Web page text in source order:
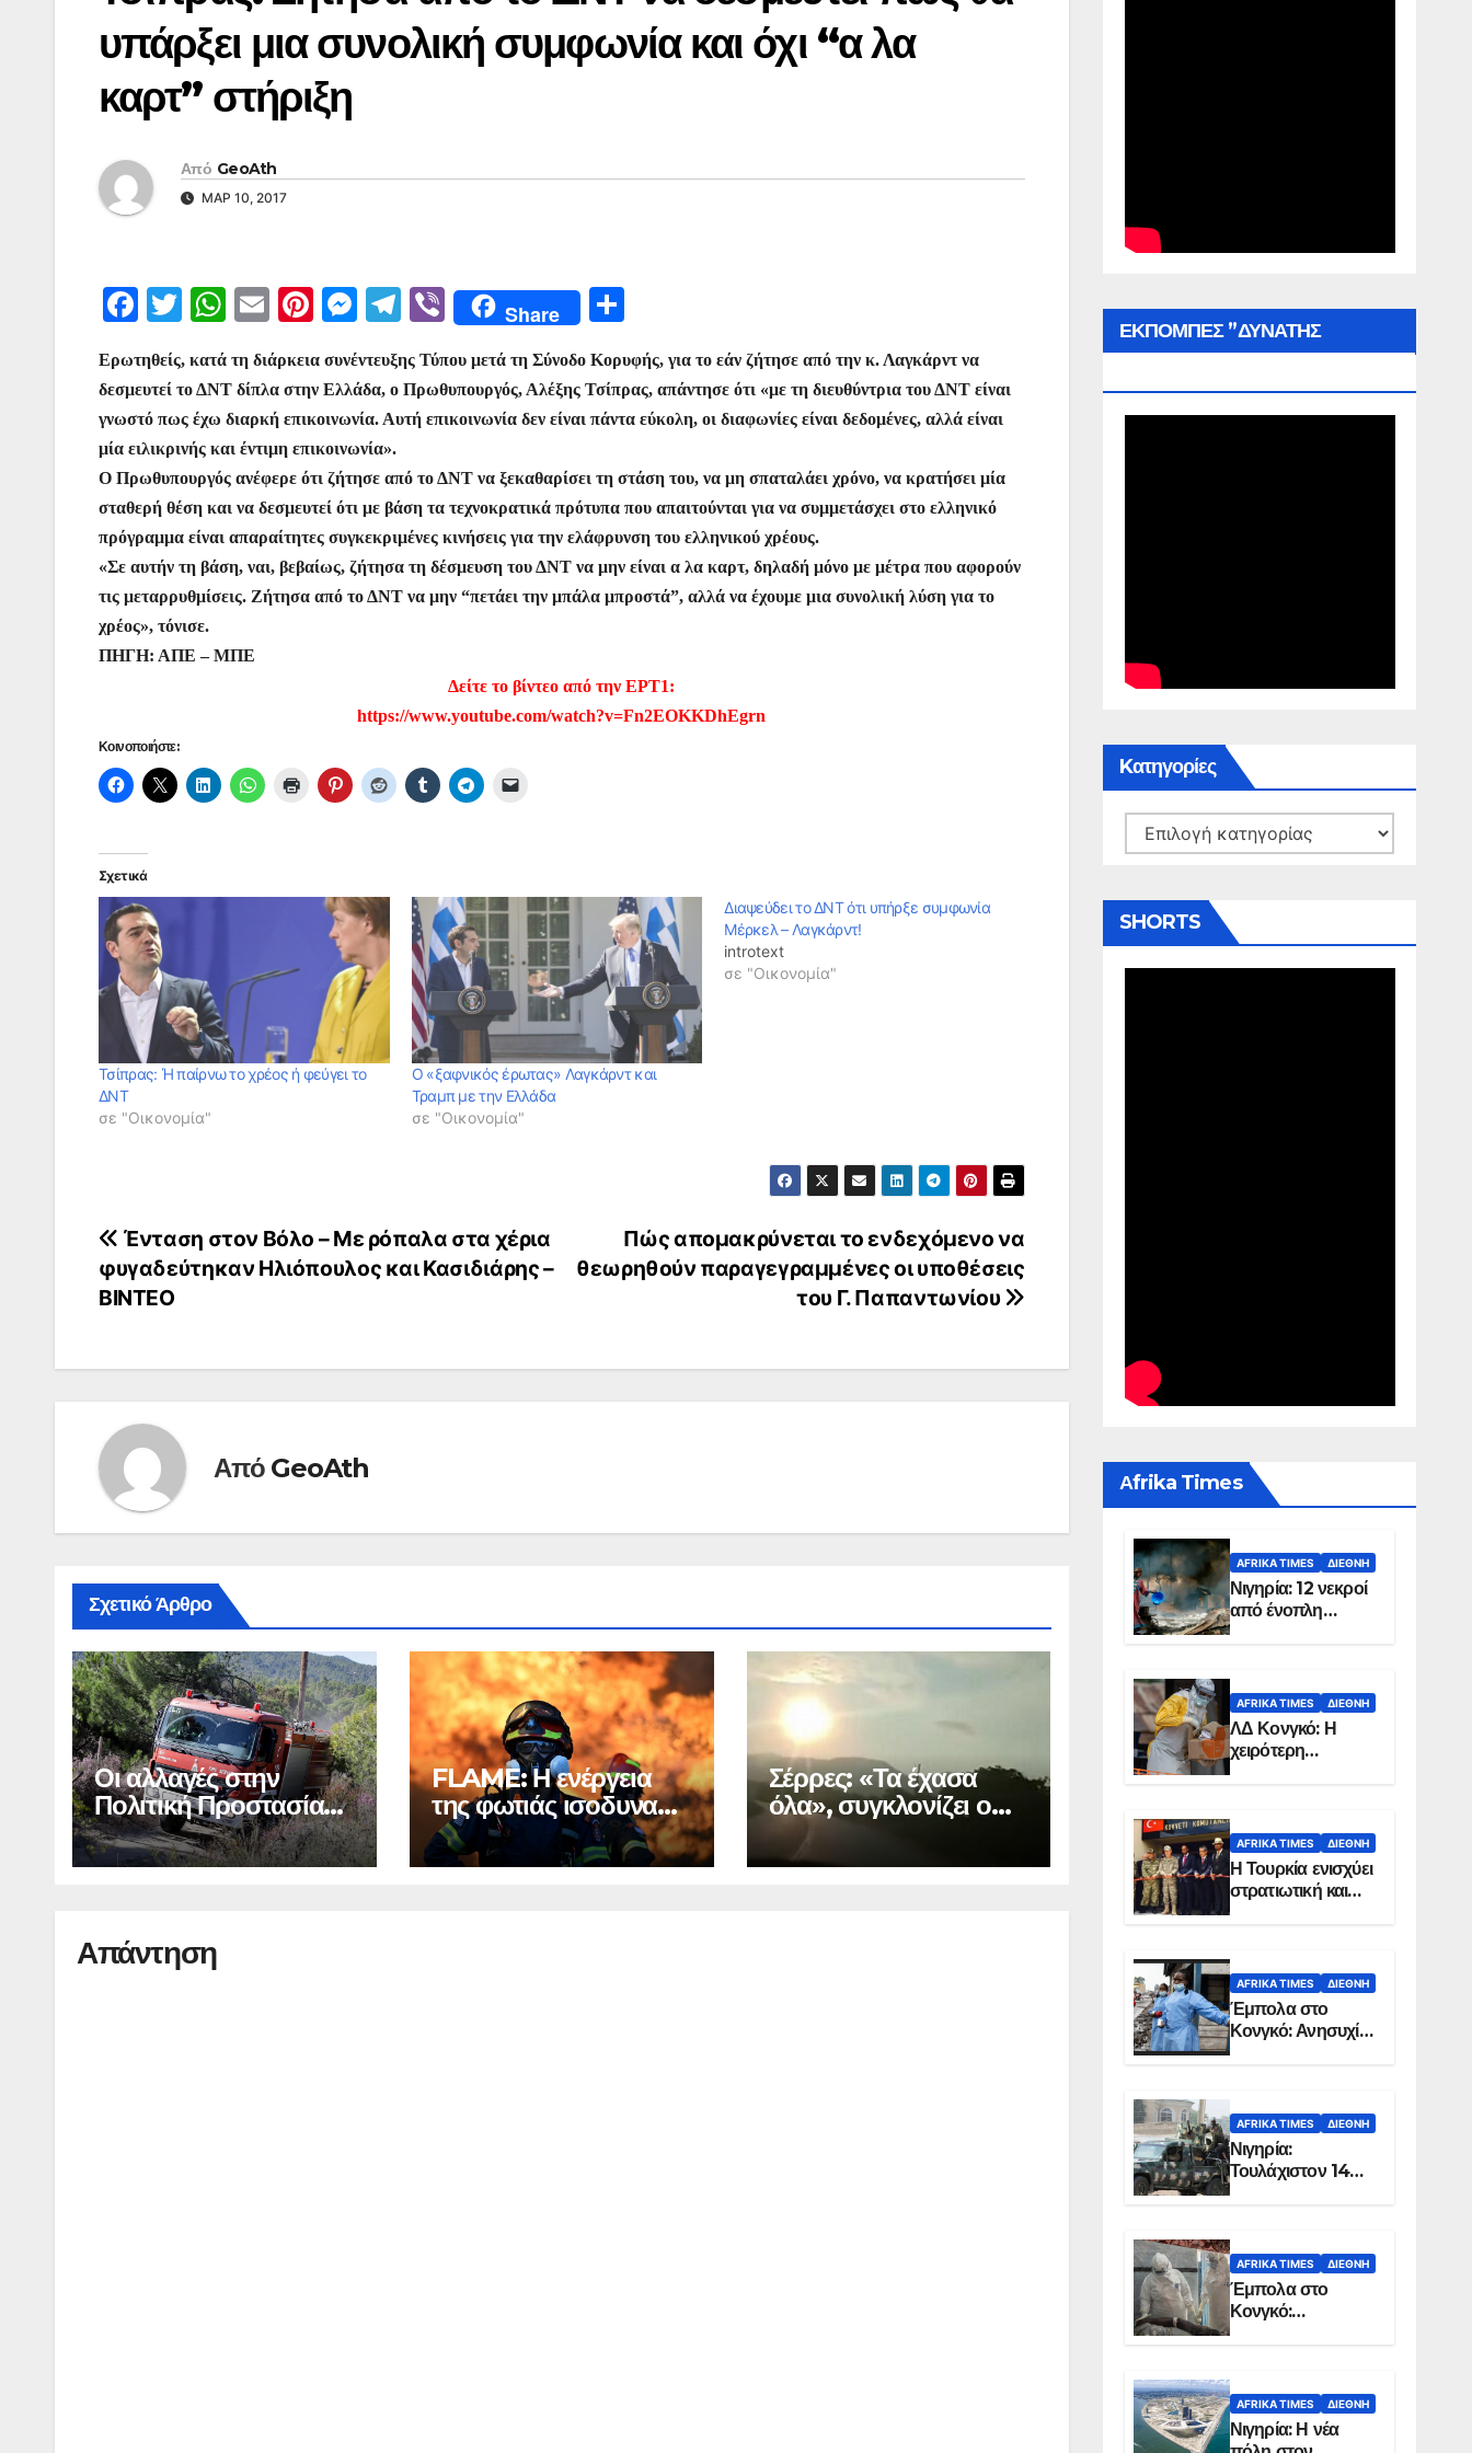
υπάρξει μια συνολική συμφωνία και όχι “α λα
καρτ” στήριξη
Από GeoAth
ΜΑΡ 10, 2017
F
c
e
b
o
o
k
T
itt
er
W
at
s
A
p
p
E
ai
l
Pi
er
e
st
M
s
s
e
n
g
er
T
e
gr
m
Vi
b
er
Share
ρ
α
τε
ίτ
ε
Ερωτηθείς, κατά τη διάρκεια συνέντευξης Τύπου μετά τη Σύνοδο Κορυφής, για το εάν ζήτησε από την κ. Λαγκάρντ να
δεσμευτεί το ΔΝΤ δίπλα στην Ελλάδα, ο Πρωθυπουργός, Αλέξης Τσίπρας, απάντησε ότι «με τη διευθύντρια του ΔΝΤ είναι
γνωστό πως έχω διαρκή επικοινωνία. Αυτή επικοινωνία δεν είναι πάντα εύκολη, οι διαφωνίες είναι δεδομένες, αλλά είναι
μία ειλικρινής και έντιμη επικοινωνία».
Ο Πρωθυπουργός ανέφερε ότι ζήτησε από το ΔΝΤ να ξεκαθαρίσει τη στάση του, να μη σπαταλάει χρόνο, να κρατήσει μία
σταθερή θέση και να δεσμευτεί ότι με βάση τα τεχνοκρατικά πρότυπα που απαιτούνται για να συμμετάσχει στο ελληνικό
πρόγραμμα είναι απαραίτητες συγκεκριμένες κινήσεις για την ελάφρυνση του ελληνικού χρέους.
«Σε αυτήν τη βάση, ναι, βεβαίως, ζήτησα τη δέσμευση του ΔΝΤ να μην είναι α λα καρτ, δηλαδή μόνο με μέτρα που αφορούν
τις μεταρρυθμίσεις. Ζήτησα από το ΔΝΤ να μην “πετάει την μπάλα μπροστά”, αλλά να έχουμε μια συνολική λύση για το
χρέος», τόνισε.
ΠΗΓΗ: ΑΠΕ – ΜΠΕ
Δείτε το βίντεο από την ΕΡΤ1:
https://www.youtube.com/watch?v=Fn2EOKKDhEgrn
Κοινοποιήστε:
Σχετικά
Τσίπρας: Ή παίρνω το χρέος ή φεύγει το
ΔΝΤ
σε "Οικονομία"
Ο «ξαφνικός έρωτας» Λαγκάρντ και
Τραμπ με την Ελλάδα
σε "Οικονομία"
Διαψεύδει το ΔΝΤ ότι υπήρξε συμφωνία
Μέρκελ – Λαγκάρντ!
introtext
σε "Οικονομία"
Πλοήγηση
άρθρων
Πώς απομακρύνεται το ενδεχόμενο να
θεωρηθούν παραγεγραμμένες οι υποθέσεις
του Γ. Παπαντωνίου
Ένταση στον Βόλο – Με ρόπαλα στα χέρια
φυγαδεύτηκαν Ηλιόπουλος και Κασιδιάρης –
ΒΙΝΤΕΟ
Από GeoAth
Σχετικό Άρθρο
Οι αλλαγές στην
Πολιτική Προστασία
και την Πυροσβεστική
FLAME: Η ενέργεια
της φωτιάς ισοδυναμεί
με 6 ατομικές βόμβες
Σέρρες: «Τα έχασα
όλα», συγκλονίζει ο
πατέρας των θυμάτων
Απάντηση
ΕΚΠΟΜΠΕΣ ”ΔΥΝΑΤΗΣ
Kατηγορίες
Kατηγορίες
SHORTS
Αfrika Times
AFRIKA TIMES ΔΙΕΘΝΉ
Νιγηρία: 12 νεκροί
από ένοπλη
επίθεση σε χωριό
AFRIKA TIMES ΔΙΕΘΝΉ
ΛΔ Κονγκό: Η
χειρότερη
επιδημία Έμπολα
χώρας
AFRIKA TIMES ΔΙΕΘΝΉ
Η Τουρκία ενισχύει
στρατιωτική και
ενεργειακή
Σομαλία
AFRIKA TIMES ΔΙΕΘΝΉ
Έμπολα στο
Κονγκό: Ανησυχία
για τη μεγάλη
AFRIKA TIMES ΔΙΕΘΝΉ
Νιγηρία:
Τουλάχιστον 14
νεκροί από
στην Οτούκπο
AFRIKA TIMES ΔΙΕΘΝΉ
Έμπολα στο
Κονγκό:
Ξεπέρασαν τους
AFRIKA TIMES ΔΙΕΘΝΉ
Νιγηρία: Η νέα